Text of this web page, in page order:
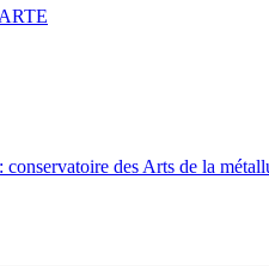
conservatoire des Arts de la